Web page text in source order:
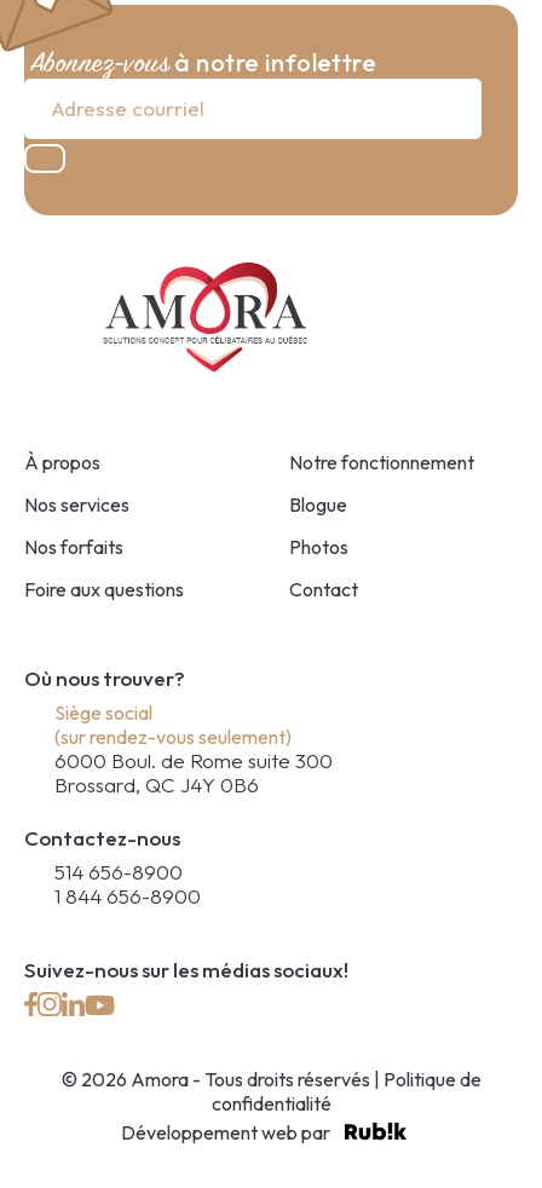
Abonnez-vousà notre infolettre
À propos
Nos services
Nos forfaits
Foire aux questions
Notre fonctionnement
Blogue
Photos
Contact
Où nous trouver?
Siège social
(sur rendez-vous seulement)
6000 Boul. de Rome suite 300
Brossard, QC J4Y 0B6
Contactez-nous
514 656-8900
1 844 656-8900
Suivez-nous sur les médias sociaux!
© 2026 Amora - Tous droits réservés | Politique de
confidentialité
Développement web par